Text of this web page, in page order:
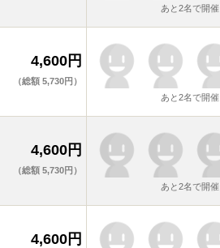
あと2名で開催
4,600円
（総額 5,730円）
あと2名で開催
4,600円
（総額 5,730円）
あと2名で開催
4,600円